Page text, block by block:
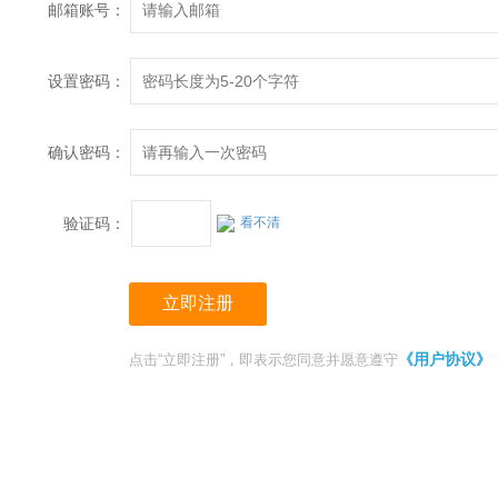
邮箱账号：
设置密码：
确认密码：
验证码： 看不清
点击“立即注册”，即表示您同意并愿意遵守 《用户协议》